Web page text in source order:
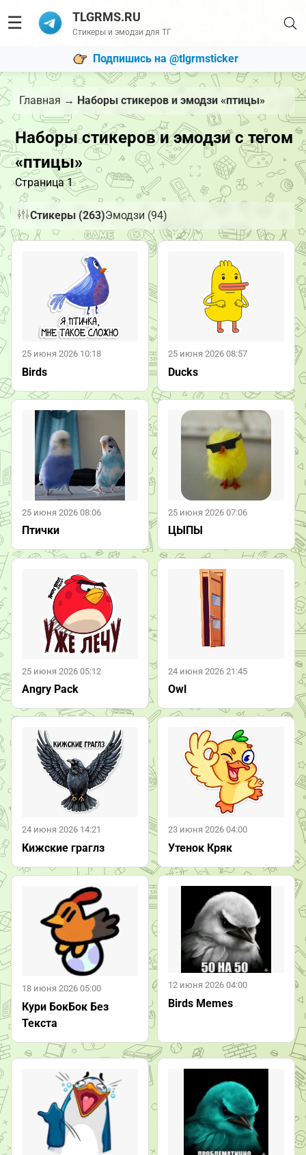
☰ TLGRMS.RU
Стикеры и эмодзи для ТГ
Подпишись на @tlgrmsticker
Главная → Наборы стикеров и эмодзи «птицы»
Наборы стикеров и эмодзи с тегом
«птицы»
Страница 1
Стикеры (263)Эмодзи (94)
25 июня 2026 10:18
Birds
25 июня 2026 08:57
Ducks
25 июня 2026 08:06
Птички
25 июня 2026 07:06
ЦЫПЫ
25 июня 2026 05:12
Angry Pack
24 июня 2026 21:45
Owl
24 июня 2026 14:21
Кижские граглз
23 июня 2026 04:00
Утенок Кряк
18 июня 2026 05:00
Кури БокБок Без
Текста
12 июня 2026 04:00
Birds Memes